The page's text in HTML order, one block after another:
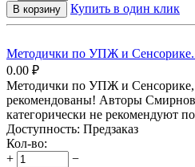
В корзину Купить в один клик
Методички по УПЖ и Сенсорике.
0.00 ₽
Методички по УПЖ и Сенсорике,
рекомендованы! Авторы
категорически не рекомендуют
Доступность: Предзаказ
Кол-во:
+
−